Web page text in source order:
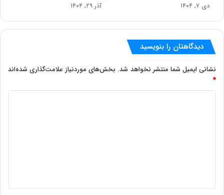
دی ۷, ۱۴۰۴ آذر ۲۹, ۱۴۰۴
دیدگاهتان را بنویسید
نشانی ایمیل شما منتشر نخواهد شد. بخش‌های موردنیاز علامت‌گذاری شده‌اند
*
*